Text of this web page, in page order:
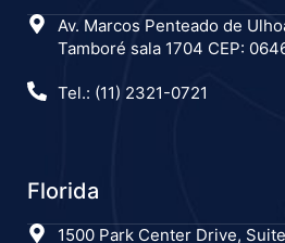
Av. Marcos Penteado de
Tamboré sala 1704 CEP:
Tel.: (11) 2321-0721
Florida
1500 Park Center Drive,